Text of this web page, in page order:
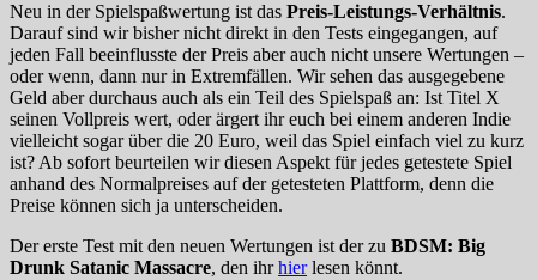
Neu in der Spielspaßwertung ist das Preis-Leistungs-Verhältnis.
Darauf sind wir bisher nicht direkt in den Tests eingegangen, auf
jeden Fall beeinflusste der Preis aber auch nicht unsere Wertungen –
oder wenn, dann nur in Extremfällen. Wir sehen das ausgegebene
Geld aber durchaus auch als ein Teil des Spielspaß an: Ist Titel X
seinen Vollpreis wert, oder ärgert ihr euch bei einem anderen Indie
vielleicht sogar über die 20 Euro, weil das Spiel einfach viel zu kurz
ist? Ab sofort beurteilen wir diesen Aspekt für jedes getestete Spiel
anhand des Normalpreises auf der getesteten Plattform, denn die
Preise können sich ja unterscheiden.
Der erste Test mit den neuen Wertungen ist der zu BDSM: Big
Drunk Satanic Massacre, den ihrhierlesen könnt.